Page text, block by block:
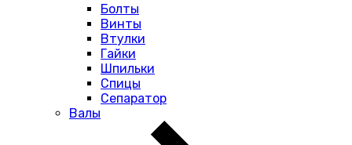
Болты
Винты
Втулки
Гайки
Шпильки
Спицы
Сепаратор
Валы